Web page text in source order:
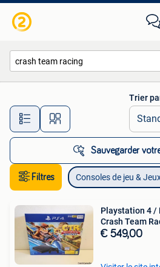
Toutes les
Trier
Sauvegarder
Filtres Consoles de jeu &
Playstation 4 /
Crash Team
€ 549,00